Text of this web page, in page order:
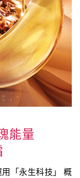
能量
「永生科技」 概